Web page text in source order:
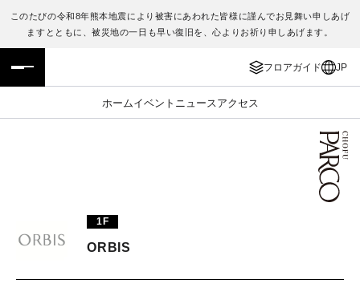
このたびの令和8年熊本地震により被害にあわれた皆様に謹んでお見舞い申しあげ
ますとともに、被災地の一日も早い復旧を、心よりお祈り申しあげます。
フロアガイド JP
ホームイベント ニュース アクセス
フロアガイド
施設案内・アクセス
TAX FREE
ENGLISH
繁体字
日本語
1F
ORBIS